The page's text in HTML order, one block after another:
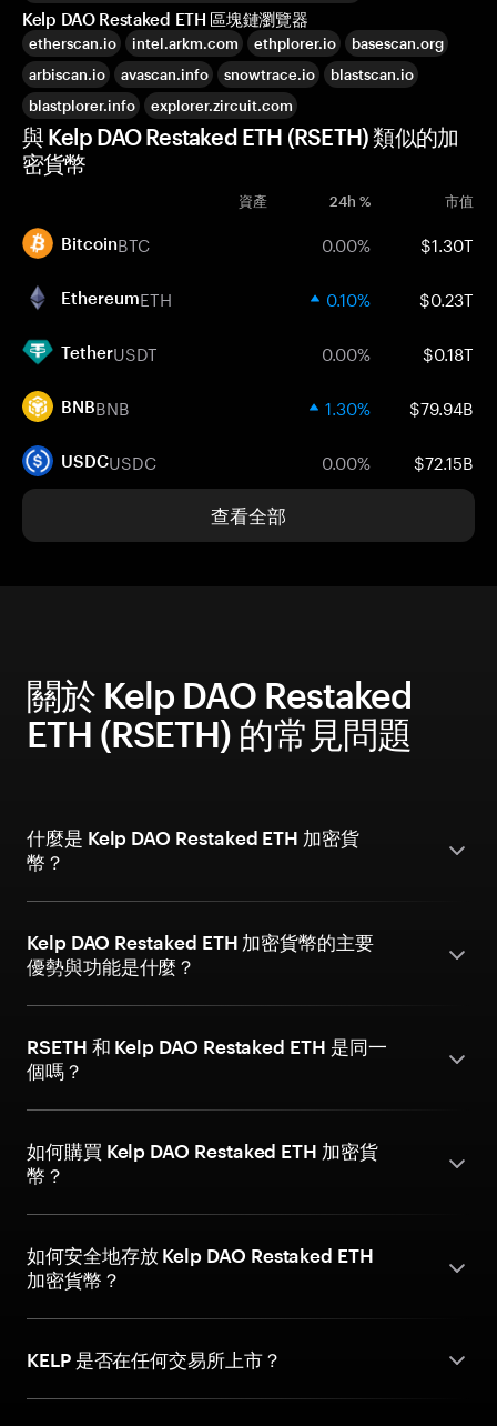
Kelp DAO Restaked ETH 區塊鏈瀏覽器
etherscan.io intel.arkm.com ethplorer.io
basescan.org
arbiscan.io
avascan.info snowtrace.io
blastscan.io
blastplorer.info
explorer.zircuit.com
與 Kelp DAO Restaked ETH (RSETH) 類似的加
密貨幣
資產 24h % 市值
BitcoinBTC 0.00% $1.30T
EthereumETH 0.10% $0.23T
TetherUSDT 0.00% $0.18T
BNBBNB 1.30% $79.94B
USDCUSDC 0.00% $72.15B
查看全部
關於 Kelp DAO Restaked
ETH (RSETH) 的常見問題
什麼是 Kelp DAO Restaked ETH 加密貨
幣？
Kelp DAO Restaked ETH 加密貨幣的主要
優勢與功能是什麼？
RSETH 和 Kelp DAO Restaked ETH 是同一
個嗎？
如何購買 Kelp DAO Restaked ETH 加密貨
幣？
如何安全地存放 Kelp DAO Restaked ETH
加密貨幣？
KELP 是否在任何交易所上市？